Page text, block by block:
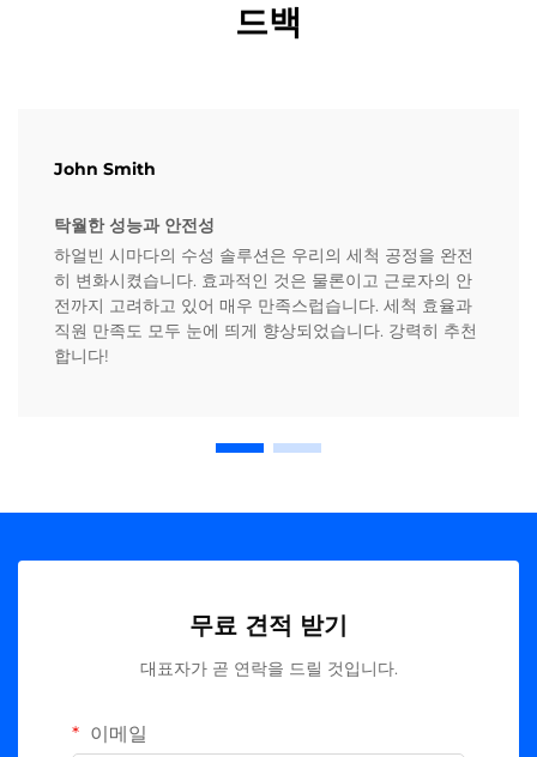
드백
John Smith
탁월한 성능과 안전성
하얼빈 시마다의 수성 솔루션은 우리의 세척 공정을 완전
히 변화시켰습니다. 효과적인 것은 물론이고 근로자의 안
전까지 고려하고 있어 매우 만족스럽습니다. 세척 효율과
직원 만족도 모두 눈에 띄게 향상되었습니다. 강력히 추천
합니다!
무료 견적 받기
대표자가 곧 연락을 드릴 것입니다.
이메일